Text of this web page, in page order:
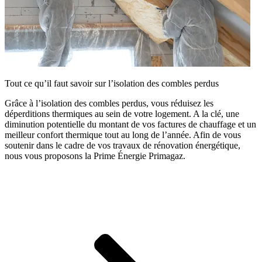
Tout ce qu’il faut savoir sur l’isolation des combles perdus
Grâce à l’isolation des combles perdus, vous réduisez les
déperditions thermiques au sein de votre logement. A la clé, une
diminution potentielle du montant de vos factures de chauffage et un
meilleur confort thermique tout au long de l’année. Afin de vous
soutenir dans le cadre de vos travaux de rénovation énergétique,
nous vous proposons la Prime Énergie Primagaz.